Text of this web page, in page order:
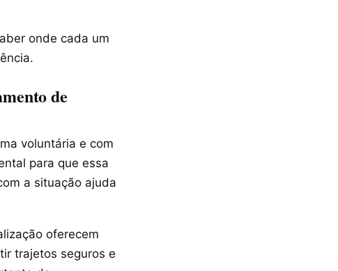
onde cada um
de
voluntária e com
para que essa
a situação ajuda
oferecem
trajetos seguros e